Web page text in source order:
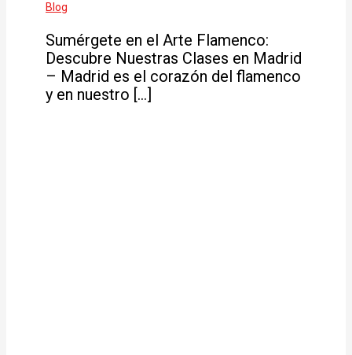
Blog
Sumérgete en el Arte Flamenco:
Descubre Nuestras Clases en Madrid
– Madrid es el corazón del flamenco
y en nuestro […]